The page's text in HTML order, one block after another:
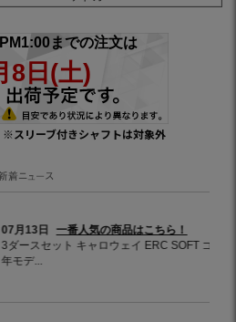
※スリーブ付きシャフトは対象外